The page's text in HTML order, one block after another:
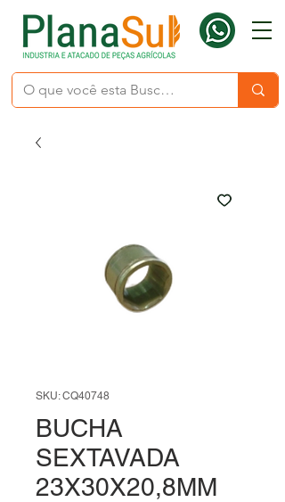
SKU: CQ40748
BUCHA
SEXTAVADA
23X30X20,8MM